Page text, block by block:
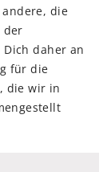
die
der
daher an
für die
die wir in